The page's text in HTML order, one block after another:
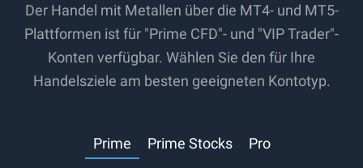
Der Handel mit Metallen über die MT4- und MT5-
Plattformen ist für "Prime CFD"- und "VIP Trader"-
Konten verfügbar. Wählen Sie den für Ihre
Handelsziele am besten geeigneten Kontotyp.
Prime Prime Stocks Pro